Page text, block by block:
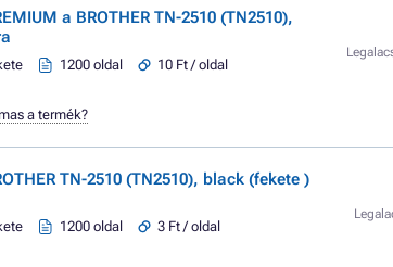
a BROTHER TN-2510 (TN2510),
1200 oldal
10 Ft / oldal
a termék?
TN-2510 (TN2510), black (fekete )
1200 oldal
3 Ft / oldal